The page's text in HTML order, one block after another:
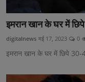
इमरान खान के घर में
digitalnews मई 17, 2023 0
इमरान खान के घर में छिपे 30-